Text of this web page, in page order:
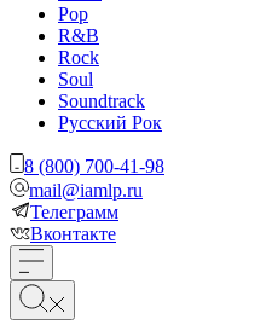
Pop
R&B
Rock
Soul
Soundtrack
Русский Рок
8 (800) 700-41-98
mail@iamlp.ru
Телеграмм
Вконтакте